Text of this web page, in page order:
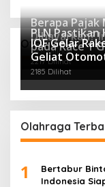
Otomotif
Berapa
Dibayarkan?
2431 Dilihat
PLN Pastikan
pada Race 1
Mandalika
2217 Dilihat
IOF Gelar
Geliat
2185 Dilihat
Olahraga
1
Bertabur
Indonesia